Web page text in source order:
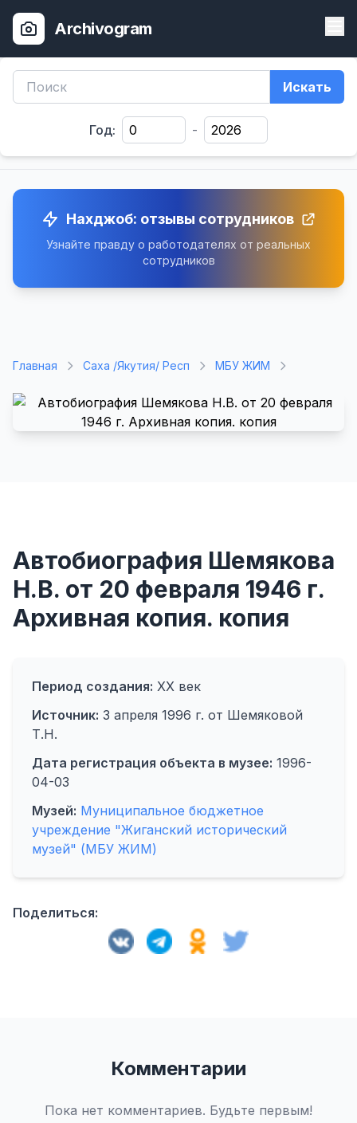
Archivogram
Искать
Год: -
Нахджоб: отзывы сотрудников
Узнайте правду о работодателях от реальных
сотрудников
Главная Саха /Якутия/ Респ МБУ ЖИМ
Автобиография Шемякова
Н.В. от 20 февраля 1946 г.
Архивная копия. копия
Период создания: XX век
Источник: 3 апреля 1996 г. от Шемяковой
Т.Н.
Дата регистрация объекта в музее: 1996-
04-03
Музей: Муниципальное бюджетное
учреждение "Жиганский исторический
музей" (МБУ ЖИМ)
Поделиться:
Комментарии
Пока нет комментариев. Будьте первым!